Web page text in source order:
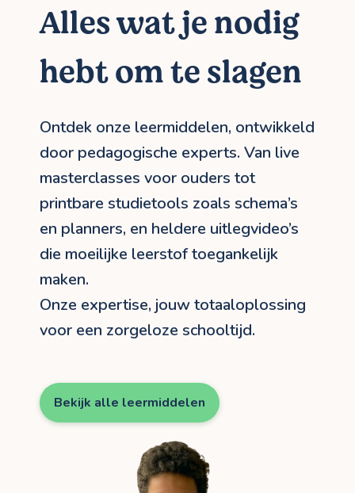
Alles wat je nodig
hebt om te slagen
Ontdek onze leermiddelen, ontwikkeld
door pedagogische experts. Van live
masterclasses voor ouders tot
printbare studietools zoals schema’s
en planners, en heldere uitlegvideo’s
die moeilijke leerstof toegankelijk
maken.
Onze expertise, jouw totaaloplossing
voor een zorgeloze schooltijd.
Bekijk alle leermiddelen